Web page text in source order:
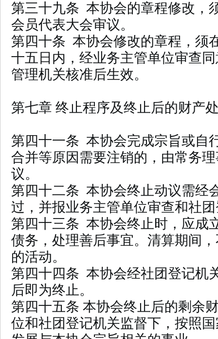
第三十九条 本协会的章程修改，
会员代表大会审议。
第四十条 本协会修改的章程，须
十五日内，经业务主管单位审查
管理机关核准后生效。
第七章 终止程序及终止后的财产
第四十一条 本协会完成宗旨或自
合并等原因需要注销的，由常务
议。
第四十二条 本协会终止动议需经
过，并报业务主管单位审查和社
第四十三条 本协会终止时，应成
债务，处理善后事宜。清算期间
的活动。
第四十四条 本协会经社团登记机
后即为终止。
第四十五条 本协会终止后的剩余
位和社团登记机关监督下，按照